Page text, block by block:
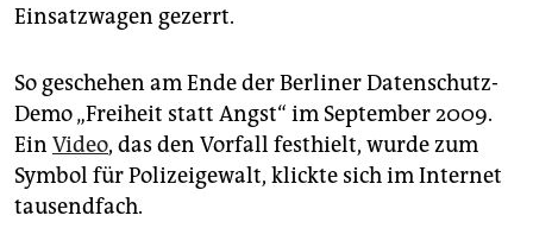
Einsatzwagen gezerrt.
So geschehen am Ende der Berliner Datenschutz-
Demo „Freiheit statt Angst“ im September 2009.
Ein Video, das den Vorfall festhielt, wurde zum
Symbol für Polizeigewalt, klickte sich im Internet
tausendfach.